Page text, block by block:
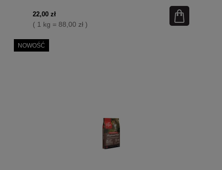
22,00 zł
( 1 kg = 88,00 zł )
NOWOŚĆ